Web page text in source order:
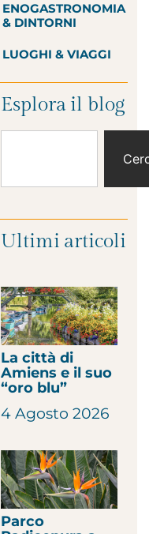
ENOGASTRONOMIA
& DINTORNI
LUOGHI & VIAGGI
Esplora il blog
Ultimi articoli
La città di
Amiens e il suo
“oro blu”
4 Agosto 2026
Parco